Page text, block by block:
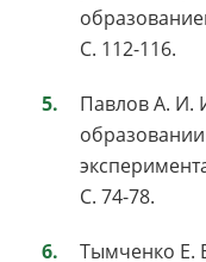
С. 112-116.
Павлов А. И.
С. 74-78.
Тымченко Е.